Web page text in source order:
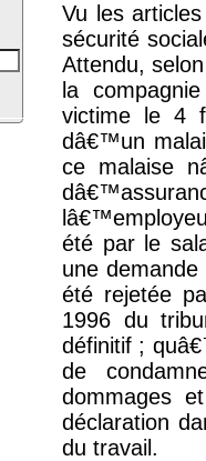
Vu les
sécurité
Attendu,
la
victime le 4
dâ€™un
ce malaise
été par le
une
été rejetée
1996 du
définitif ;
de
dommages
déclaration
du travail.